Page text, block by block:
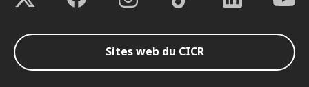
Sites web du CICR